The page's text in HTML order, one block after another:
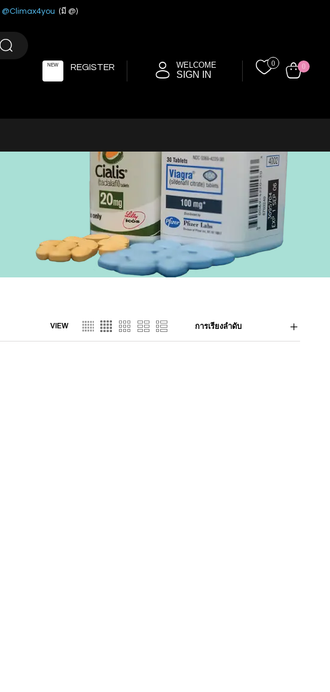
@Climax4you (มี @)
NEW REGISTER WELCOME
SIGN IN
0 0
VIEW การเรียงลำดับ